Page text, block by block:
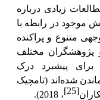
زیادی درباره
موجود در رابطه با
متنوع و پراکنده
و پژوهشگران مختلف
برای پیشبرد درک
شده‌اند (تامچیک
[25]، 2018).